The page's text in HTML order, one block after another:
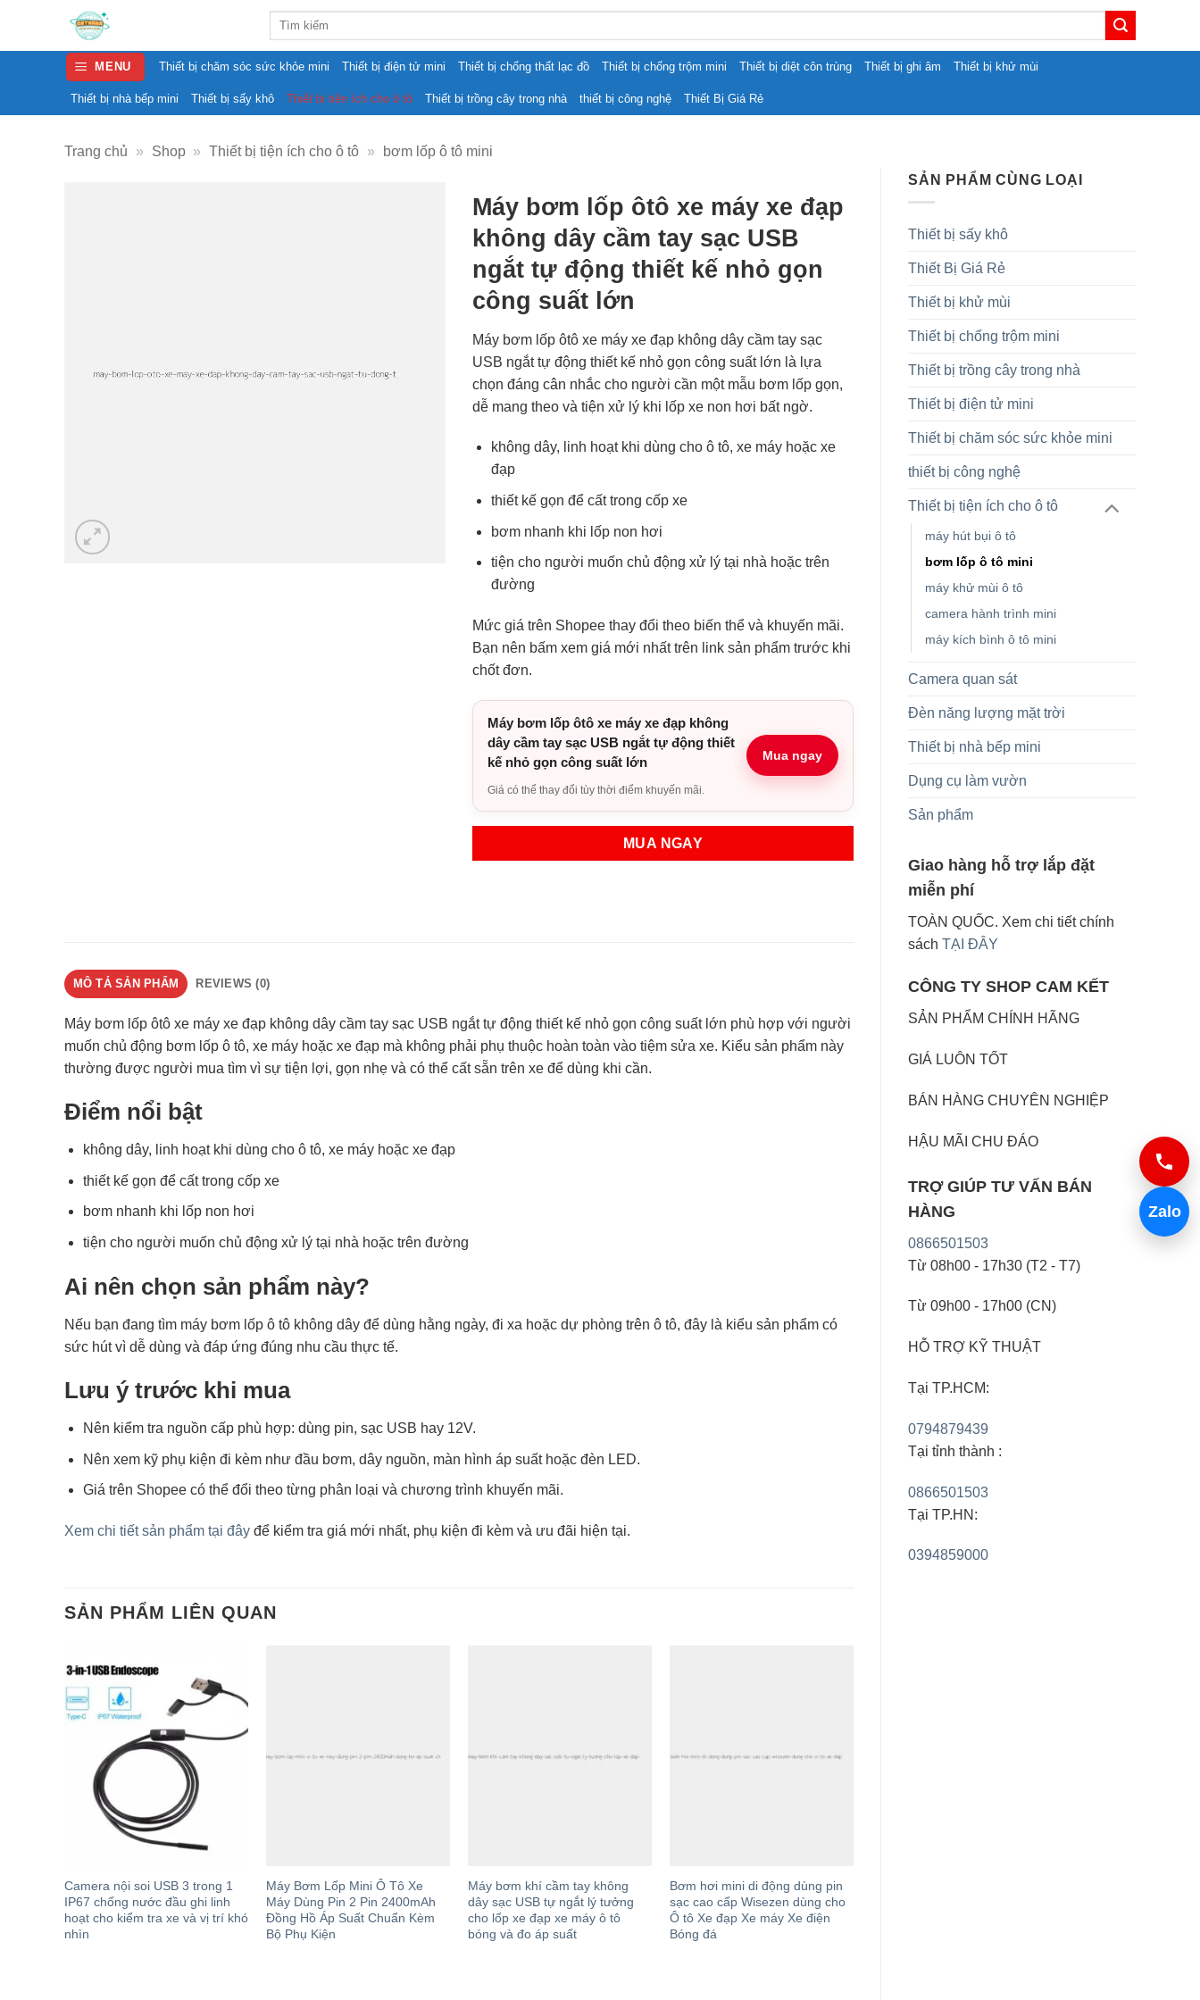
content
Search
MENU Thiết bị chăm sóc sức khỏe mini Thiết bị điện tử mini Thiết bị chống thất lạc đồ Thiết bị chống trộm mini Thiết bị diệt côn trùng Thiết bị ghi âm Thiết bị khử mùi
Thiết bị nhà bếp mini Thiết bị sấy khô Thiết bị tiện ích cho ô tô Thiết bị trồng cây trong nhà thiết bị công nghệ Thiết Bị Giá Rẻ
Trang chủ » Shop » Thiết bị tiện ích cho ô tô »
bơm lốp ô tô mini
SẢN PHẨM CÙNG LOẠI
Thiết bị sấy khô
Thiết Bị Giá Rẻ
Thiết bị khử mùi
Thiết bị chống trộm mini
Thiết bị trồng cây trong nhà
Thiết bị điện tử mini
Thiết bị chăm sóc sức khỏe mini
thiết bị công nghệ
Thiết bị tiện ích cho ô tô
máy hút bụi ô tô
bơm lốp ô tô mini
máy khử mùi ô tô
camera hành trình mini
máy kích bình ô tô mini
Camera quan sát
Đèn năng lượng mặt trời
Thiết bị nhà bếp mini
Dụng cụ làm vườn
Sản phẩm
Giao hàng hỗ trợ lắp đặt
miễn phí
TOÀN QUỐC. Xem chi tiết chính
sách TẠI ĐÂY
CÔNG TY SHOP CAM KẾT
SẢN PHẨM CHÍNH HÃNG
GIÁ LUÔN TỐT
BÁN HÀNG CHUYÊN NGHIỆP
HẬU MÃI CHU ĐÁO
TRỢ GIÚP TƯ VẤN BÁN
HÀNG
0866501503
Từ 08h00 - 17h30 (T2 - T7)
Từ 09h00 - 17h00 (CN)
HỖ TRỢ KỸ THUẬT
Tại TP.HCM:
0794879439
Tại tỉnh thành :
0866501503
Tại TP.HN:
0394859000
Máy bơm lốp ôtô xe máy xe đạp
không dây cầm tay sạc USB
ngắt tự động thiết kế nhỏ gọn
công suất lớn
Máy bơm lốp ôtô xe máy xe đạp không dây cầm tay sạc
USB ngắt tự động thiết kế nhỏ gọn công suất lớn là lựa
chọn đáng cân nhắc cho người cần một mẫu bơm lốp gọn,
dễ mang theo và tiện xử lý khi lốp xe non hơi bất ngờ.
không dây, linh hoạt khi dùng cho ô tô, xe máy hoặc xe
đạp
thiết kế gọn để cất trong cốp xe
bơm nhanh khi lốp non hơi
tiện cho người muốn chủ động xử lý tại nhà hoặc trên
đường
Mức giá trên Shopee thay đổi theo biến thể và khuyến mãi.
Bạn nên bấm xem giá mới nhất trên link sản phẩm trước khi
chốt đơn.
Máy bơm lốp ôtô xe máy xe đạp không
dây cầm tay sạc USB ngắt tự động thiết
kế nhỏ gọn công suất lớn
Giá có thể thay đổi tùy thời điểm khuyến mãi.
Mua ngay
MUA NGAY
MÔ TẢ SẢN PHẨM REVIEWS (0)
Máy bơm lốp ôtô xe máy xe đạp không dây cầm tay sạc USB ngắt tự động thiết kế nhỏ gọn công suất lớn phù hợp với người
muốn chủ động bơm lốp ô tô, xe máy hoặc xe đạp mà không phải phụ thuộc hoàn toàn vào tiệm sửa xe. Kiểu sản phẩm này
thường được người mua tìm vì sự tiện lợi, gọn nhẹ và có thể cất sẵn trên xe để dùng khi cần.
Điểm nổi bật
không dây, linh hoạt khi dùng cho ô tô, xe máy hoặc xe đạp
thiết kế gọn để cất trong cốp xe
bơm nhanh khi lốp non hơi
tiện cho người muốn chủ động xử lý tại nhà hoặc trên đường
Ai nên chọn sản phẩm này?
Nếu bạn đang tìm máy bơm lốp ô tô không dây để dùng hằng ngày, đi xa hoặc dự phòng trên ô tô, đây là kiểu sản phẩm có
sức hút vì dễ dùng và đáp ứng đúng nhu cầu thực tế.
Lưu ý trước khi mua
Nên kiểm tra nguồn cấp phù hợp: dùng pin, sạc USB hay 12V.
Nên xem kỹ phụ kiện đi kèm như đầu bơm, dây nguồn, màn hình áp suất hoặc đèn LED.
Giá trên Shopee có thể đổi theo từng phân loại và chương trình khuyến mãi.
Xem chi tiết sản phẩm tại đây để kiểm tra giá mới nhất, phụ kiện đi kèm và ưu đãi hiện tại.
SẢN PHẨM LIÊN QUAN
Camera nội soi USB 3 trong 1
IP67 chống nước đầu ghi linh
hoạt cho kiểm tra xe và vị trí khó
nhìn
Máy Bơm Lốp Mini Ô Tô Xe
Máy Dùng Pin 2 Pin 2400mAh
Đồng Hồ Áp Suất Chuẩn Kèm
Bộ Phụ Kiện
Máy bơm khí cầm tay không
dây sạc USB tự ngắt lý tưởng
cho lốp xe đạp xe máy ô tô
bóng và đo áp suất
Bơm hơi mini di động dùng pin
sạc cao cấp Wisezen dùng cho
Ô tô Xe đạp Xe máy Xe điện
Bóng đá
Zalo